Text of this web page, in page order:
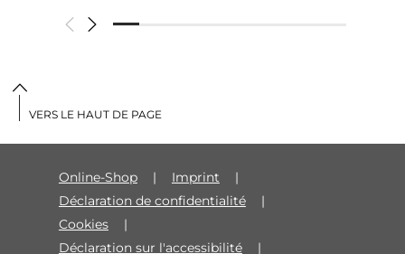
Online-Shop
Imprint
Déclaration de confidentialité
Cookies
Déclaration sur l'accessibilité
VERS LE HAUT DE PAGE